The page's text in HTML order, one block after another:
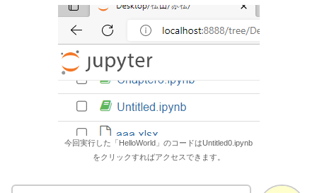
今回実行した「HelloWorld」のコードはUntitled0.ipynb
をクリックすればアクセスできます。